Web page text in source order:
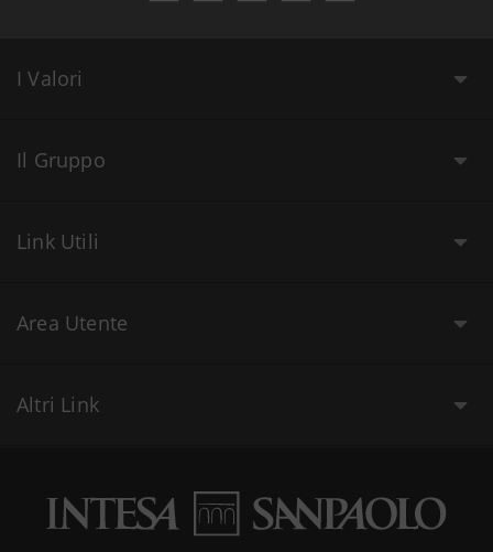
I Valori
Il Gruppo
Link Utili
Area Utente
Altri Link